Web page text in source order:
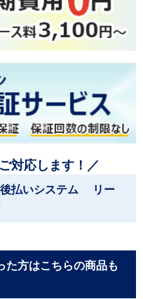
対応します！／
払いシステム リー
た方はこちらの商品も